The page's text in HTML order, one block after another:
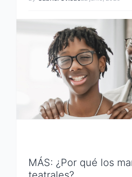
MÁS: ¿Por qué los